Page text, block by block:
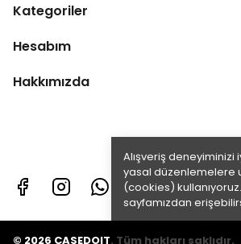
Alışveriş deneyiminizi
yasal düzenlemelere
(cookies)
sayfamızdan
Kategoriler
Hesabım
Hakkımızda
© 2026 CASEDOIT. Tüm hakları saklıdır.